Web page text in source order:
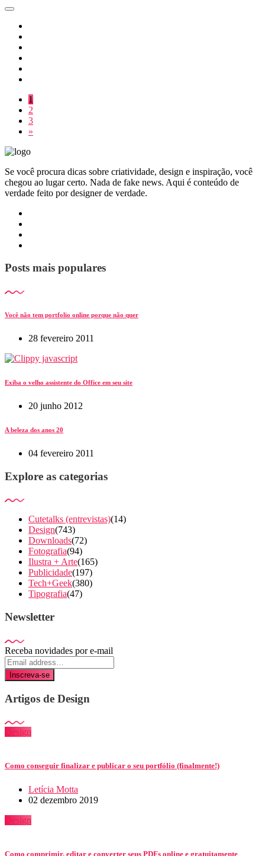
1
2
3
»
Se você procura dicas sobre criatividade, design e inspiração, você
chegou ao lugar certo. Nada de fake news. Aqui é conteúdo de
verdade feito por designer de verdade.
Posts mais populares
Você não tem portfolio online porque não quer
28 fevereiro 2011
Exiba o velho assistente do Office em seu site
20 junho 2012
A beleza dos anos 20
04 fevereiro 2011
Explore as categorias
Cutetalks (entrevistas)(14)
Design(743)
Downloads(72)
Fotografia(94)
Ilustra + Arte(165)
Publicidade(197)
Tech+Geek(380)
Tipografia(47)
Newsletter
Receba novidades por e-mail
Inscreva-se
Artigos de Design
Design
Como conseguir finalizar e publicar o seu portfólio (finalmente!)
Letícia Motta
02 dezembro 2019
Design
Como comprimir, editar e converter seus PDFs online e gratuitamente